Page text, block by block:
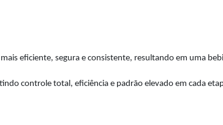
eficiente, segura e consistente, resultando em uma
controle total, eficiência e padrão elevado em cada